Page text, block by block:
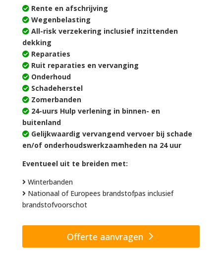
Rente en afschrijving
Wegenbelasting
All-risk verzekering inclusief inzittenden
dekking
Reparaties
Ruit reparaties en vervanging
Onderhoud
Schadeherstel
Zomerbanden
24-uurs Hulp verlening in binnen- en
buitenland
Gelijkwaardig vervangend vervoer bij schade
en/of onderhoudswerkzaamheden na 24 uur
Eventueel uit te breiden met:
Winterbanden
Nationaal of Europees brandstofpas inclusief
brandstofvoorschot
Offerte aanvragen